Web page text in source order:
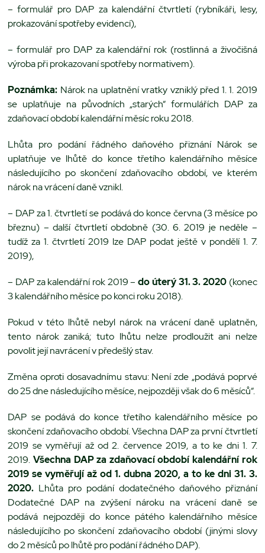
– formulář pro DAP za kalendářní čtvrtletí (rybníkáři, lesy,
prokazování spotřeby evidencí),
– formulář pro DAP za kalendářní rok (rostlinná a živočišná
výroba při prokazovaní spotřeby normativem).
Poznámka: Nárok na uplatnění vratky vzniklý před 1. 1. 2019
se uplatňuje na původních „starých“ formulářích DAP za
zdaňovací období kalendářní měsíc roku 2018.
Lhůta pro podání řádného daňového přiznání Nárok se
uplatňuje ve lhůtě do konce třetího kalendářního měsíce
následujícího po skončení zdaňovacího období, ve kterém
nárok na vrácení daně vznikl.
– DAP za 1. čtvrtletí se podává do konce června (3 měsíce po
březnu) – další čtvrtletí obdobně (30. 6. 2019 je neděle –
tudíž za 1. čtvrtletí 2019 lze DAP podat ještě v pondělí 1. 7.
2019),
– DAP za kalendářní rok 2019 –do úterý 31. 3. 2020(konec
3 kalendářního měsíce po konci roku 2018).
Pokud v této lhůtě nebyl nárok na vrácení daně uplatněn,
tento nárok zaniká; tuto lhůtu nelze prodloužit ani nelze
povolit její navrácení v předešlý stav.
Změna oproti dosavadnímu stavu: Není zde „podává poprvé
do 25 dne následujícího měsíce, nejpozději však do 6 měsíců“.
DAP se podává do konce třetího kalendářního měsíce po
skončení zdaňovacího období. Všechna DAP za první čtvrtletí
2019 se vyměřují až od 2. července 2019, a to ke dni 1. 7.
2019.Všechna DAP za zdaňovací období kalendářní rok
2019 se vyměřují až od 1. dubna 2020, a to ke dni 31. 3.
2020. Lhůta pro podání dodatečného daňového přiznání
Dodatečné DAP na zvýšení nároku na vrácení daně se
podává nejpozději do konce pátého kalendářního měsíce
následujícího po skončení zdaňovacího období (jinými slovy
do 2 měsíců po lhůtě pro podání řádného DAP).